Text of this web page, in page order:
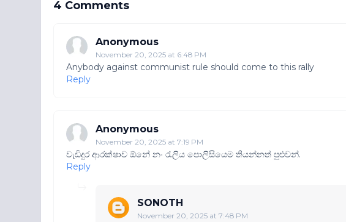
4 Comments
Anonymous
November 20, 2025 at 6:48 PM
Anybody against communist rule should come to this rally
Reply
Anonymous
November 20, 2025 at 7:19 PM
වැඩිදුර ආරක්ෂාව ඕනේ නං රැලිය පොලිසියෙම තියන්නත් පුළුවන්.
Reply
SONOTH
November 20, 2025 at 7:48 PM